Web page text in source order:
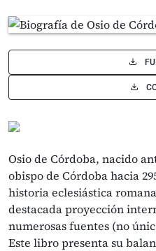
Osio de Córdoba, nacido
obispo de Córdoba hacia
historia eclesiástica
destacada proyección
numerosas fuentes (no
Este libro presenta su